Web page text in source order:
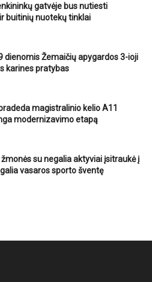
gatvėje bus nutiesti
buitinių nuotekų tinklai
dienomis Žemaičių apygardos 3-ioji
karines pratybas
magistralinio kelio A11
modernizavimo etapą
su negalia aktyviai įsitraukė į
vasaros sporto šventę